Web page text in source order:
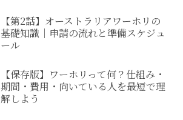
【第2話】オーストラリアワーホリの
基礎知識｜申請の流れと準備スケジュ
ール
【保存版】ワーホリって何？仕組み・
期間・費用・向いている人を最短で理
解しよう